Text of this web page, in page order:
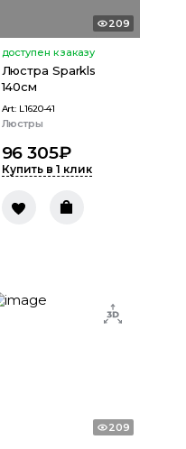
209
доступен к заказу
Люстра Sparkls
140см
Art: L1620-41
Люстры
96 305₽
Купить в 1 клик
209